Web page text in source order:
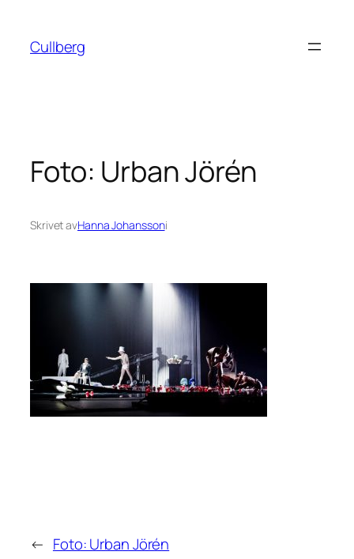
innehåll
Cullberg
Foto: Urban Jörén
Skrivet avHanna Johanssoni
← Foto: Urban Jörén